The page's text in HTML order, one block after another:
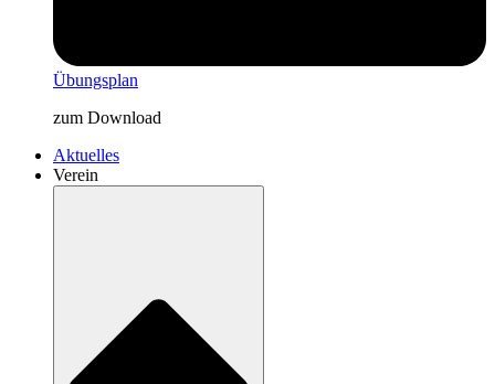
Übungsplan
zum Download
Aktuelles
Verein